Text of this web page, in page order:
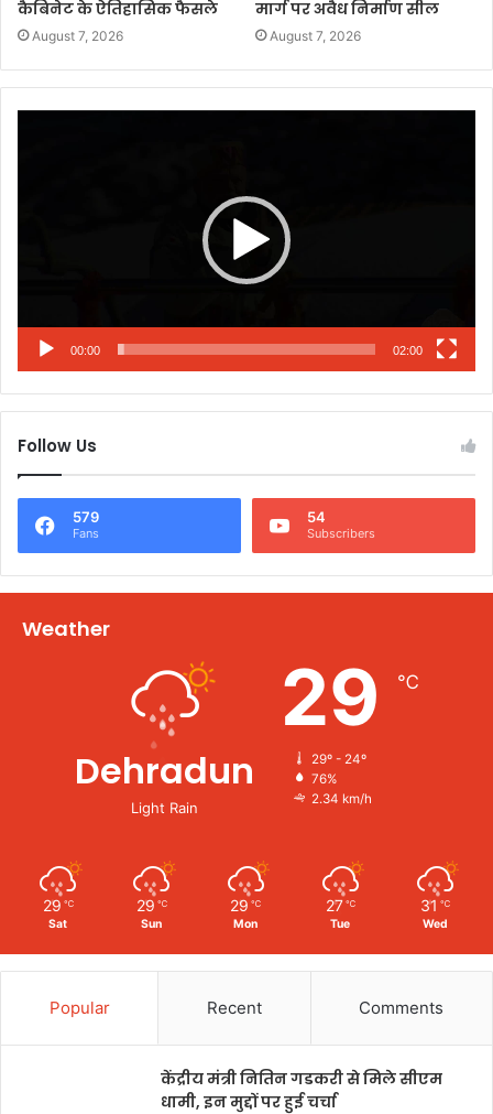
कैबिनेट के ऐतिहासिक फैसले
August 7, 2026
मार्ग पर अवैध निर्माण सील
August 7, 2026
00:00 02:00
Follow Us
579
Fans
54
Subscribers
Weather
Dehradun
Light Rain
29 ℃
29º - 24º
76%
2.34 km/h
29 ℃
Sat
29 ℃
Sun
29 ℃
Mon
27 ℃
Tue
31 ℃
Wed
Popular Recent Comments
केंद्रीय मंत्री नितिन गडकरी से मिले सीएम
धामी, इन मुद्दों पर हुई चर्चा